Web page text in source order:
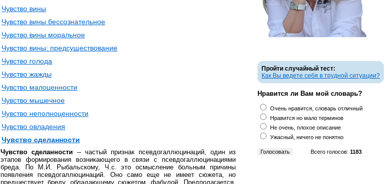
Чувство вины
Чувство вины бессознательное
Чувство вины моральное
Чувство вины: предсуществование
Чувство голода
Чувство жажды
Чувство малоценности
Чувство мышечное
Чувство неполноценности
Чувство овладения
Чувство сделанности
Чувство сделанности -- частый признак псевдогаллюцинаций, один из
этапов формирования возникающего в связи с псевдогаллюцинациями
бреда. По М.И. Рыбальскому, Ч.с. это осмысление больным причины
появления псевдогаллюцинаций. Оно само еще не имеет сюжета, но
предшествует бреду, обладающему сюжетом, фабулой. Предполагается,
Пройти случайный тест:
Как Вы ведете себя в трудной ситуации?
Нравится ли Вам мой словарь?
Очень нравится, словарь отличный
Нравится но мало терминов
Не очень, плохое описание
Ужасный, ничего не понятно
Всего голосов: 1183